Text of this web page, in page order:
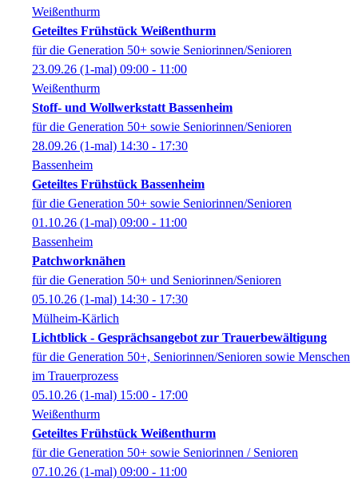
Weißenthurm
Geteiltes Frühstück Weißenthurm
für die Generation 50+ sowie Seniorinnen/Senioren
23.09.26 (1-mal) 09:00 - 11:00
Weißenthurm
Stoff- und Wollwerkstatt Bassenheim
für die Generation 50+ sowie Seniorinnen/Senioren
28.09.26 (1-mal) 14:30 - 17:30
Bassenheim
Geteiltes Frühstück Bassenheim
für die Generation 50+ sowie Seniorinnen/Senioren
01.10.26 (1-mal) 09:00 - 11:00
Bassenheim
Patchworknähen
für die Generation 50+ und Seniorinnen/Senioren
05.10.26 (1-mal) 14:30 - 17:30
Mülheim-Kärlich
Lichtblick - Gesprächsangebot zur Trauerbewältigung
für die Generation 50+, Seniorinnen/Senioren sowie Menschen
im Trauerprozess
05.10.26 (1-mal) 15:00 - 17:00
Weißenthurm
Geteiltes Frühstück Weißenthurm
für die Generation 50+ sowie Seniorinnen / Senioren
07.10.26 (1-mal) 09:00 - 11:00